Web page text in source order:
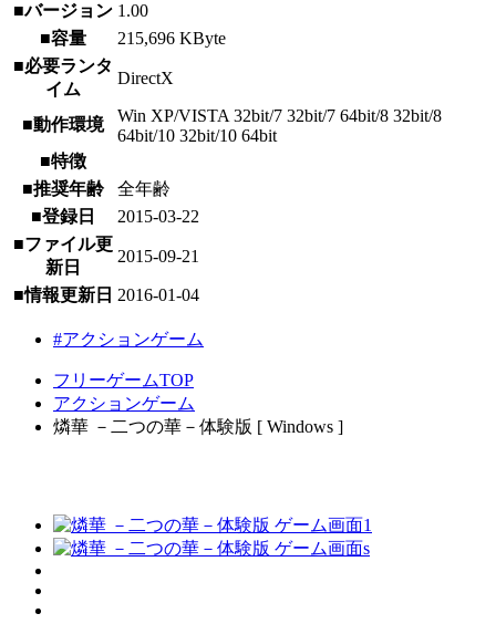
■バージョン 1.00
■容量
215,696 KByte
■必要ランタ
イム
DirectX
■動作環境
Win XP/VISTA 32bit/7 32bit/7 64bit/8 32bit/8
64bit/10 32bit/10 64bit
■特徴
■推奨年齢
全年齢
■登録日
2015-03-22
■ファイル更
新日
2015-09-21
■情報更新日 2016-01-04
#アクションゲーム
フリーゲームTOP
アクションゲーム
燐華 －二つの華－体験版 [ Windows ]